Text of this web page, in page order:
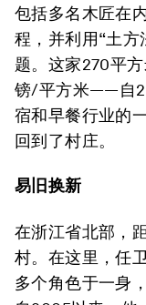
包括多名木匠在
程，并利用“土方
题。这家270平
镑/平方米——自
宿和早餐行业的
回到了村庄。
易旧换新
在浙江省北部，
村。在这里，任
多个角色于一身